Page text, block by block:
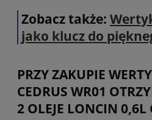
Zobacz także:
jako klucz do
PRZY ZAKUPIE
CEDRUS WR01
2 OLEJE LONCIN 0,6L